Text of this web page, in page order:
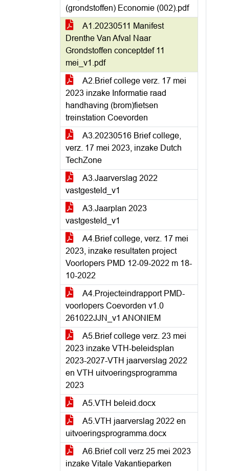
(grondstoffen) Economie (002).pdf
A1.20230511 Manifest
Drenthe Van Afval Naar
Grondstoffen conceptdef 11
mei_v1.pdf
A2.Brief college verz. 17 mei
2023 inzake Informatie raad
handhaving (brom)fietsen
treinstation Coevorden
A3.20230516 Brief college,
verz. 17 mei 2023, inzake Dutch
TechZone
A3.Jaarverslag 2022
vastgesteld_v1
A3.Jaarplan 2023
vastgesteld_v1
A4.Brief college, verz. 17 mei
2023, inzake resultaten project
Voorlopers PMD 12-09-2022 m 18-
10-2022
A4.Projecteindrapport PMD-
voorlopers Coevorden v1.0
261022JJN_v1 ANONIEM
A5.Brief college verz. 23 mei
2023 inzake VTH-beleidsplan
2023-2027-VTH jaarverslag 2022
en VTH uitvoeringsprogramma
2023
A5.VTH beleid.docx
A5.VTH jaarverslag 2022 en
uitvoeringsprogramma.docx
A6.Brief coll verz 25 mei 2023
inzake Vitale Vakantieparken